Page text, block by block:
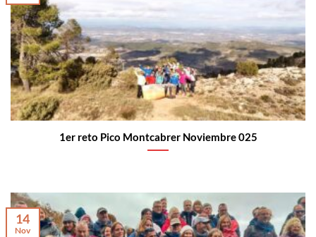
1er reto Pico Montcabrer Noviembre 025
14
Nov